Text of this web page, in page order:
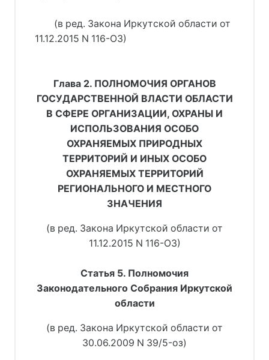
(в ред. Закона Иркутской области от
11.12.2015 N 116-ОЗ)
Глава 2. ПОЛНОМОЧИЯ ОРГАНОВ
ГОСУДАРСТВЕННОЙ ВЛАСТИ ОБЛАСТИ
В СФЕРЕ ОРГАНИЗАЦИИ, ОХРАНЫ И
ИСПОЛЬЗОВАНИЯ ОСОБО
ОХРАНЯЕМЫХ ПРИРОДНЫХ
ТЕРРИТОРИЙ И ИНЫХ ОСОБО
ОХРАНЯЕМЫХ ТЕРРИТОРИЙ
РЕГИОНАЛЬНОГО И МЕСТНОГО
ЗНАЧЕНИЯ
(в ред. Закона Иркутской области от
11.12.2015 N 116-ОЗ)
Статья 5. Полномочия
Законодательного Собрания Иркутской
области
(в ред. Закона Иркутской области от
30.06.2009 N 39/5-оз)